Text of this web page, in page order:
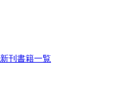
新刊書籍一覧